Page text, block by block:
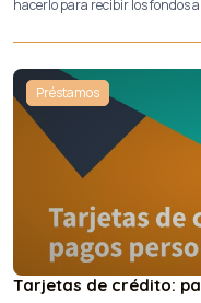
hacerlo para recibir los fondos
Préstamos
Tarjetas de crédito: